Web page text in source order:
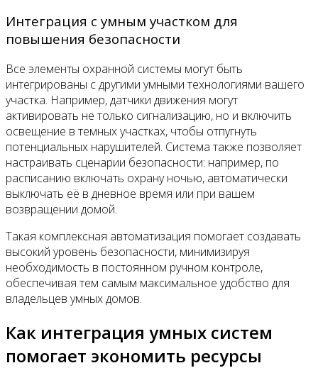
Интеграция с умным участком для
повышения безопасности
Все элементы охранной системы могут быть
интегрированы с другими умными технологиями вашего
участка. Например, датчики движения могут
активировать не только сигнализацию, но и включить
освещение в темных участках, чтобы отпугнуть
потенциальных нарушителей. Система также позволяет
настраивать сценарии безопасности: например, по
расписанию включать охрану ночью, автоматически
выключать её в дневное время или при вашем
возвращении домой.
Такая комплексная автоматизация помогает создавать
высокий уровень безопасности, минимизируя
необходимость в постоянном ручном контроле,
обеспечивая тем самым максимальное удобство для
владельцев умных домов.
Как интеграция умных систем
помогает экономить ресурсы